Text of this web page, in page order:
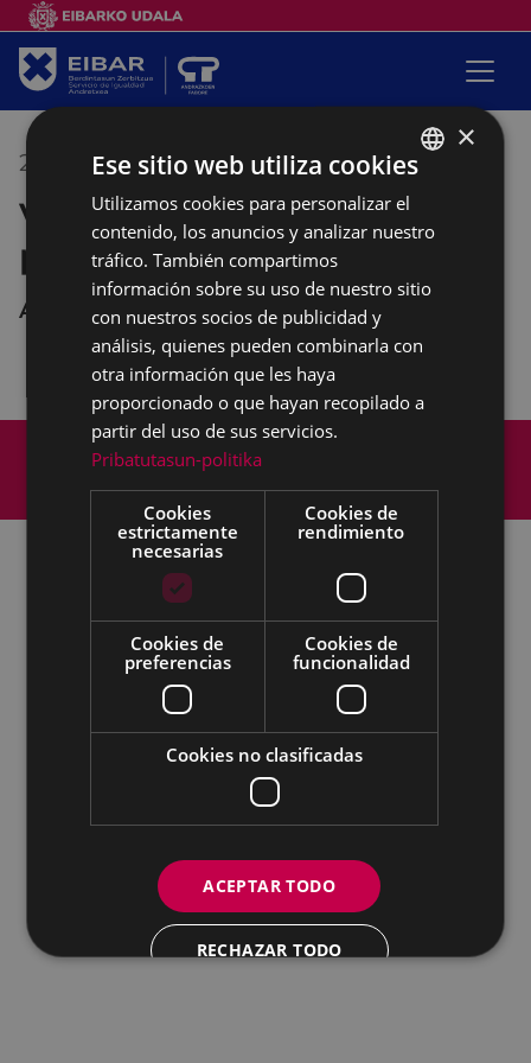
28/10/2021 18:00 -20:00
Vínculos afectivos para la
promoción del buentrato
Andretxea
Mapa del Sitio
Aviso legal
Política de cookies
Accesibilidad
Todas las redes sociales del Ayuntamiento
Eibarko Andretxea - Isasi kalea, 11 | 20600 Eibar
Andretxea: 943 54 39 38
Igualdad: 943 70 84 40
andretxea@eibar.eus
berdintasuna@eibar.eus
IFZ: P2003100A | DIR3 L01200300
BASQUE
SPANISH
×
Ese sitio web utiliza cookies
Utilizamos cookies para personalizar el
contenido, los anuncios y analizar nuestro
tráfico. También compartimos
información sobre su uso de nuestro sitio
con nuestros socios de publicidad y
análisis, quienes pueden combinarla con
otra información que les haya
proporcionado o que hayan recopilado a
partir del uso de sus servicios.
Pribatutasun-politika
Cookies
estrictamente
necesarias
Cookies de
rendimiento
Cookies de
preferencias
Cookies de
funcionalidad
Cookies no clasificadas
ACEPTAR TODO
RECHAZAR TODO